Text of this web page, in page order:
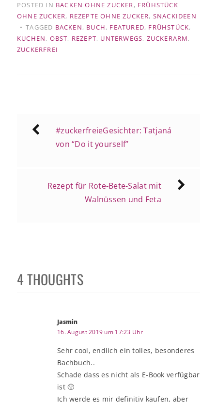
POSTED IN BACKEN OHNE ZUCKER, FRÜHSTÜCK
OHNE ZUCKER, REZEPTE OHNE ZUCKER, SNACKIDEEN
TAGGED BACKEN, BUCH, FEATURED, FRÜHSTÜCK,
KUCHEN, OBST, REZEPT, UNTERWEGS, ZUCKERARM,
ZUCKERFREI
Beitragsnavigation
#zuckerfreieGesichter: Tatjaná
von “Do it yourself”
Rezept für Rote-Bete-Salat mit
Walnüssen und Feta
4 THOUGHTS
Jasmin
16. August 2019 um 17:23 Uhr
Sehr cool, endlich ein tolles, besonderes
Bachbuch..
Schade dass es nicht als E-Book verfügbar
ist 🙁
Ich werde es mir definitiv kaufen, aber